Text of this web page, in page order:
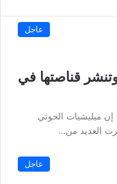
عاجل
قناصتها في
ميليشيات الحوثي
العديد من…
عاجل